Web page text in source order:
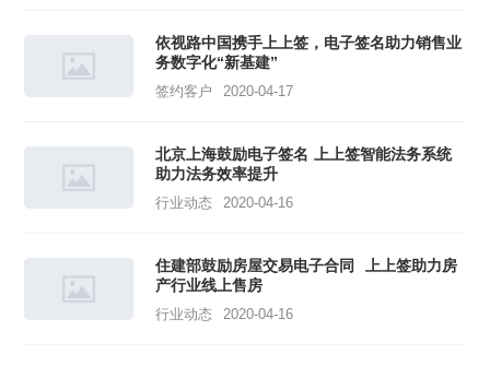
依视路中国携手上上签，电子签名助力销售业
务数字化“新基建”
签约客户 2020-04-17
北京上海鼓励电子签名 上上签智能法务系统
助力法务效率提升
行业动态 2020-04-16
住建部鼓励房屋交易电子合同 上上签助力房
产行业线上售房
行业动态 2020-04-16